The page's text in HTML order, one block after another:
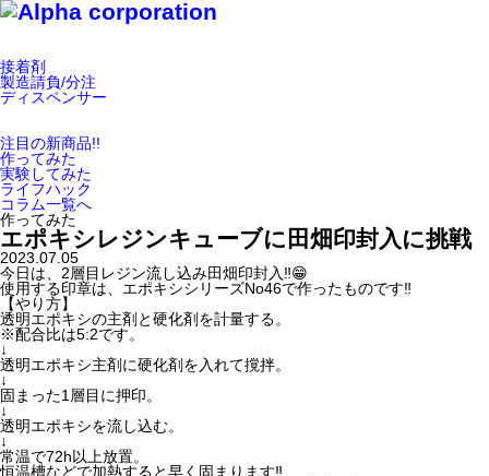
接着剤
製造請負/分注
ディスペンサー
注目の新商品!!
作ってみた
実験してみた
ライフハック
コラム一覧へ
作ってみた
エポキシレジンキューブに田畑印封入に挑
2023.07.05
今日は、2層目レジン流し込み田畑印封入‼️😁
使用する印章は、エポキシシリーズNo46で作ったものです‼️
【やり方】
透明エポキシの主剤と硬化剤を計量する。
※配合比は5:2です。
↓
透明エポキシ主剤に硬化剤を入れて撹拌。
↓
固まった1層目に押印。
↓
透明エポキシを流し込む。
↓
常温で72h以上放置。
恒温槽などで加熱すると早く固まります‼️